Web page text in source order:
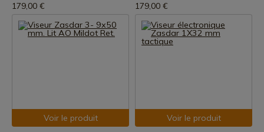
179,00 € 179,00 €
Voir le produit Voir le produit